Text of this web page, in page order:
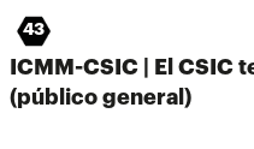
43
ICMM-CSIC | El CSIC
(público general)